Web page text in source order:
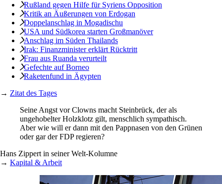
Rußland gegen Hilfe für Syriens Opposition
Kritik an Äußerungen von Erdogan
Doppelanschlag in Mogadischu
USA und Südkorea starten Großmanöver
Anschlag im Süden Thailands
Irak: Finanzminister erklärt Rücktritt
Frau aus Ruanda verurteilt
Gefechte auf Borneo
Raketenfund in Ägypten
→ Zitat des Tages
Seine Angst vor Clowns macht Steinbrück, der als
ungehobelter Holzklotz gilt, menschlich sympathisch.
Aber wie will er dann mit den Pappnasen von den Grünen
oder gar der FDP regieren?
Hans Zippert in seiner Welt-Kolumne
→ Kapital & Arbeit